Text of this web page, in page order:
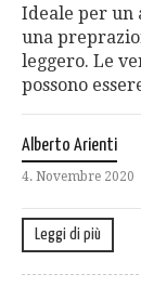
Ideale per un
una
leggero. Le
possono
Alberto Arienti
4. Novembre 2020
Leggi di più